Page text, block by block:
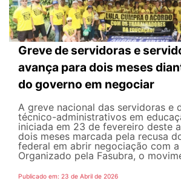
Greve de servidoras e
avança para dois meses
do governo em negociar
A greve nacional das servidoras e
técnico-administrativos em
iniciada em 23 de fevereiro deste
dois meses marcada pela recusa
federal em abrir negociação com
Organizado pela Fasubra, o
Publicado em: 23 de Abril de 2026